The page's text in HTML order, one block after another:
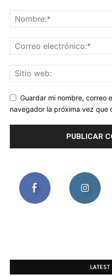
Guardar mi nombre, correo
navegador la próxima vez que